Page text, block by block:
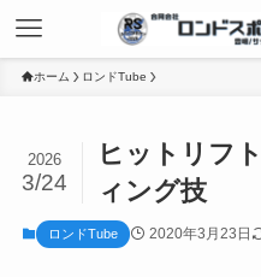
ホーム ロンドTube
ヒットリフ
ィング技
2026
3/24
ロンドTube 2020年3月23日